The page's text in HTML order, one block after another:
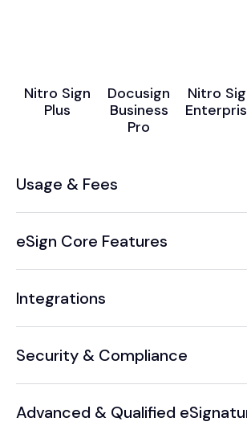
Nitro Sign
Plus
Docusign
Business
Pro
Nitro
Usage & Fees
eSign Core Features
Integrations
Security & Compliance
Advanced & Qualified